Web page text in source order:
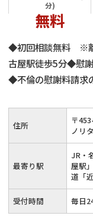
分)
無料
◆初回相談無料 ※
古屋駅徒歩5分◆慰
◆不倫の慰謝料請求
る弁護士が全力で
忙しい方でもお気
相談受付≫
住所 〒453-
ノリ
最寄り駅
JR・
屋駅
道「
受付時間 毎日